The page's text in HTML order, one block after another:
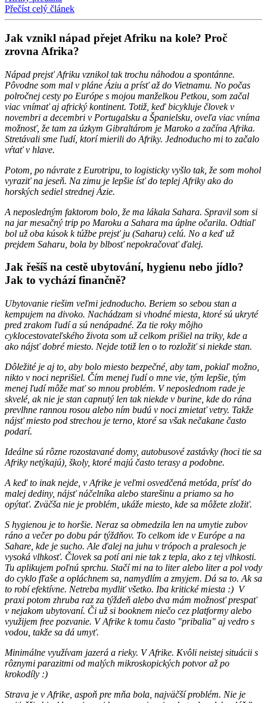
Přečíst celý článek
Jak vznikl nápad přejet Afriku na kole? Proč
zrovna Afrika?
Nápad prejsť Afriku vznikol tak trochu náhodou a spontánne.
Pôvodne som mal v pláne Áziu a prísť až do Vietnamu. No počas
polročnej cesty po Európe s mojou manželkou Petkou, som začal
viac vnímať aj africký kontinent. Totiž, keď bicykluje človek v
novembri a decembri v Portugalsku a Španielsku, oveľa viac vníma
možnosť, že tam za úzkym Gibraltárom je Maroko a začína Afrika.
Stretávali sme ľudí, ktorí mierili do Afriky. Jednoducho mi to začalo
vŕtať v hlave.
Potom, po návrate z Eurotripu, to logisticky vyšlo tak, že som mohol
vyraziť na jeseň. Na zimu je lepšie ísť do teplej Afriky ako do
horských sediel strednej Ázie.
A neposledným faktorom bolo, že ma lákala Sahara. Spravil som si
na jar mesačný trip po Maroku a Sahara ma úplne očarila. Odtiaľ
bol už oba kúsok k túžbe prejsť ju (Saharu) celú. No a keď už
prejdem Saharu, bola by blbosť nepokračovať ďalej.
Jak řešíš na cestě ubytování, hygienu nebo jídlo?
Jak to vychází finančně?
Ubytovanie riešim veľmi jednoducho. Beriem so sebou stan a
kempujem na divoko. Nachádzam si vhodné miesta, ktoré sú ukryté
pred zrakom ľudí a sú nenápadné. Za tie roky môjho
cyklocestovateľského života som už celkom prišiel na triky, kde a
ako nájsť dobré miesto. Nejde totiž len o to rozložiť si niekde stan.
Dôležité je aj to, aby bolo miesto bezpečné, aby tam, pokiaľ možno,
nikto v noci neprišiel. Čím menej ľudí o mne vie, tým lepšie, tým
menej ľudí môže mať so mnou problém. V neposlednom rade je
skvelé, ak nie je stan capnutý len tak niekde v burine, kde do rána
prevlhne rannou rosou alebo ním budú v noci zmietať vetry. Takže
nájsť miesto pod strechou je terno, ktoré sa však nečakane často
podarí.
Ideálne sú rôzne rozostavané domy, autobusové zastávky (hoci tie sa
Afriky netýkajú), školy, ktoré majú často terasy a podobne.
A keď to inak nejde, v Afrike je veľmi osvedčená metóda, prísť do
malej dediny, nájsť náčelníka alebo starešinu a priamo sa ho
opýtať. Zväčša nie je problém, ukáže miesto, kde sa môžete zložiť.
S hygienou je to horšie. Neraz sa obmedzila len na umytie zubov
ráno a večer po dobu pár týždňov. To celkom ide v Európe a na
Sahare, kde je sucho. Ale ďalej na juhu v trópoch a pralesoch je
vysoká vlhkosť. Človek sa potí ani nie tak z tepla, ako z tej vlhkosti.
Tu aplikujem poľnú sprchu. Stačí mi na to liter alebo liter a pol vody
do cyklo fľaše a opláchnem sa, namydlím a zmyjem. Dá sa to. Ak sa
to robí efektívne. Netreba mydliť všetko. Iba kritické miesta :) V
praxi potom zhruba raz za týždeň alebo dva mám možnosť prespať
v nejakom ubytovaní. Či už si booknem niečo cez platformy alebo
využijem free pozvanie. V Afrike k tomu často "pribalia" aj vedro s
vodou, takže sa dá umyť.
Minimálne využívam jazerá a rieky. V Afrike. Kvôli neistej situácii s
rôznymi parazitmi od malých mikroskopických potvor až po
krokodíly :)
Strava je v Afrike, aspoň pre mňa bola, najväčší problém. Nie je